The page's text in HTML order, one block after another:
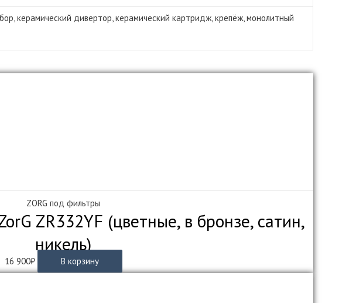
керамический дивертор, керамический картридж, крепёж, монолитный
ZORG под фильтры
ZR332YF (цветные, в бронзе, сатин,
никель)
16 900₽ В корзину